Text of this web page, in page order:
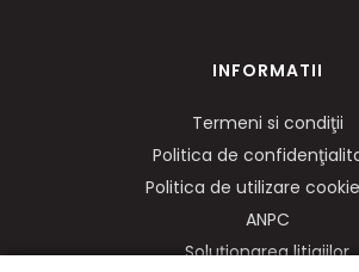
INFORMATII
Termeni si condiţii
Politica de
Politica de utilizare
ANPC
Soluționarea litigiilor